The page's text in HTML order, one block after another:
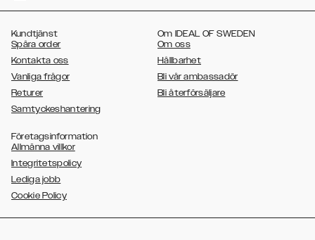
Kundtjänst
Spåra order
Kontakta oss
Vanliga frågor
Returer
Samtyckeshantering
Om IDEAL OF SWEDEN
Om oss
Hållbarhet
Bli vår ambassadör
Bli återförsäljare
Företagsinformation
Allmänna villkor
Integritetspolicy
Lediga jobb
Cookie Policy